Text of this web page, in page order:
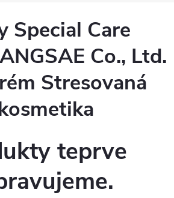
Special Care
Co., Ltd.
Stresovaná
teprve